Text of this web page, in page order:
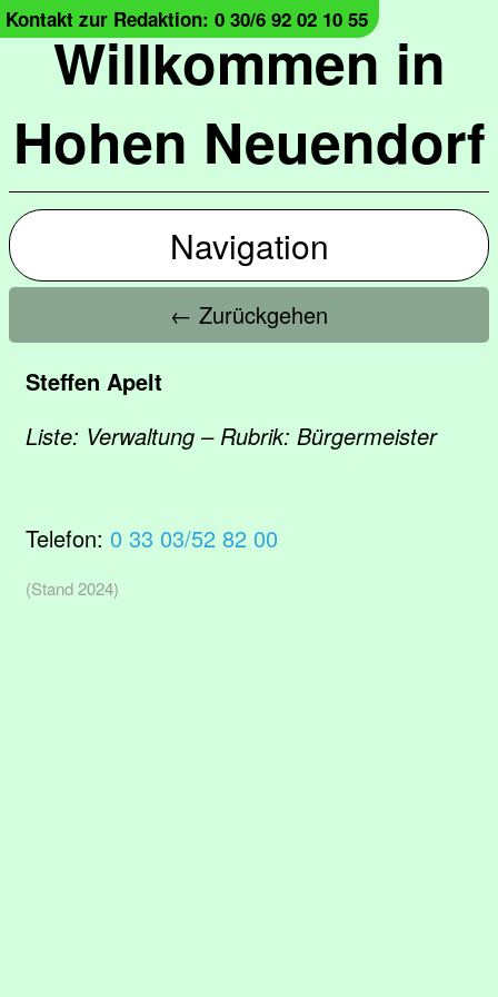
Willkommen in
Hohen Neuendorf
Kontakt zur Redaktion: 0 30/6 92 02 10 55
Navigation
← Zurückgehen
Steffen Apelt
Liste: Verwaltung – Rubrik: Bürgermeister
Telefon: 0 33 03/52 82 00
(Stand 2024)